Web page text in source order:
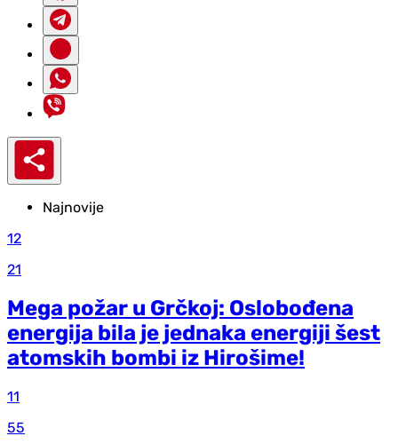
Najnovije
12
21
Mega požar u Grčkoj: Oslobođena
energija bila je jednaka energiji šest
atomskih bombi iz Hirošime!
11
55